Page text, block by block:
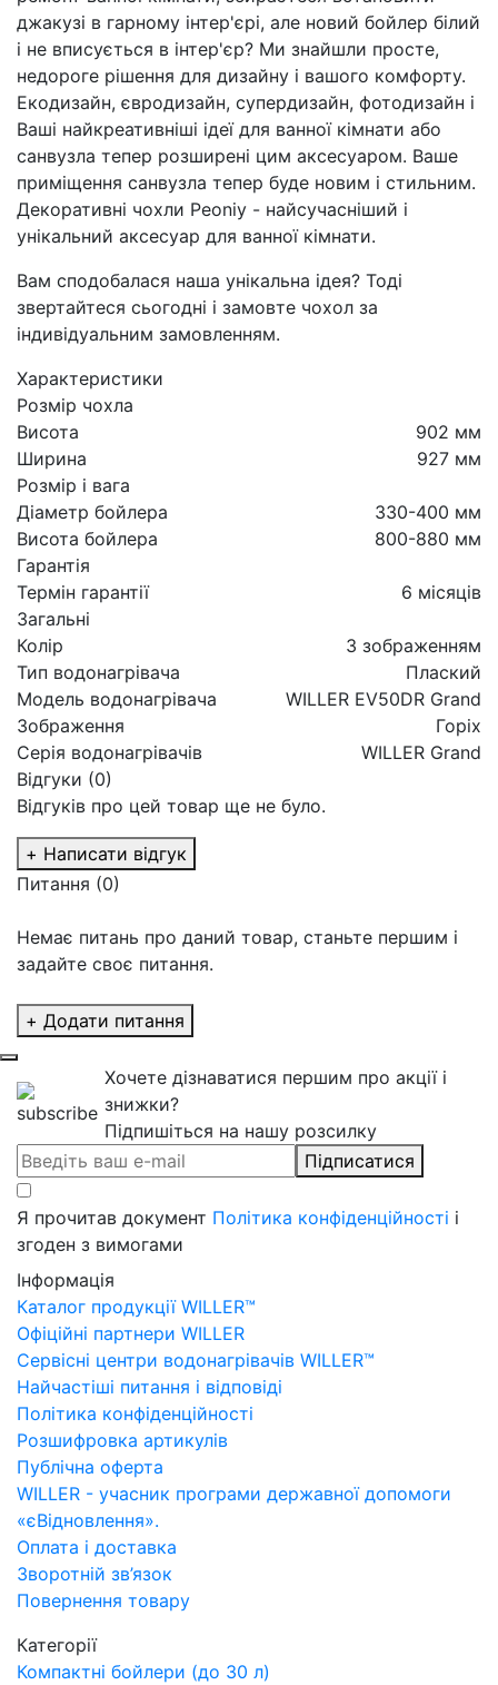
джакузі в гарному інтер'єрі, але новий бойлер білий
і не вписується в інтер'єр? Ми знайшли просте,
недороге рішення для дизайну і вашого комфорту.
Екодизайн, євродизайн, супердизайн, фотодизайн і
Ваші найкреативніші ідеї для ванної кімнати або
санвузла тепер розширені цим аксесуаром. Ваше
приміщення санвузла тепер буде новим і стильним.
Декоративні чохли Peoniy - найсучасніший і
унікальний аксесуар для ванної кімнати.
Вам сподобалася наша унікальна ідея? Тоді
звертайтеся сьогодні і замовте чохол за
індивідуальним замовленням.
Характеристики
Розмір чохла
Висота
902 мм
Ширина
927 мм
Розмір і вага
Діаметр бойлера
330-400 мм
Висота бойлера
800-880 мм
Гарантія
Термін гарантії
6 місяців
Загальні
Колір
З зображенням
Тип водонагрівача
Плаский
Модель водонагрівача
WILLER EV50DR Grand
Зображення
Горіх
Серія водонагрівачів
WILLER Grand
Відгуки (0)
Відгуків про цей товар ще не було.
+ Написати відгук
Питання (0)
Немає питань про даний товар, станьте першим і
задайте своє питання.
+ Додати питання
Хочете дізнаватися першим про акції і
знижки?
Підпишіться на нашу розсилку
Підписатися
Я прочитав документ Політика конфіденційності і
згоден з вимогами
Інформація
Каталог продукції WILLER™
Офіційні партнери WILLER
Сервісні центри водонагрівачів WILLER™
Найчастіші питання і відповіді
Політика конфіденційності
Розшифровка артикулів
Публічна оферта
WILLER - учасник програми державної допомоги
«єВідновлення».
Оплата і доставка
Зворотній зв’язок
Повернення товару
Категорії
Компактні бойлери (до 30 л)